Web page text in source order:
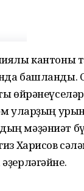
кантоны
башланды.
уларҙың
мәҙәниәт
Харисов